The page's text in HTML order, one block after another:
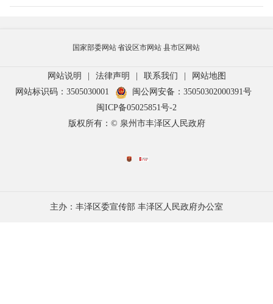
国家部委网站省设区市网站 县市区网站
网站说明 | 法律声明 | 联系我们 |
网站地图
网站标识码：3505030001
闽公网安备：35050302000391号
闽ICP备05025851号-2
版权所有：© 泉州市丰泽区人民政府
主办：丰泽区委宣传部 丰泽区人民政府办公室